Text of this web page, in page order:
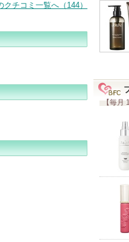
チコミ一覧へ（144）
【毎月